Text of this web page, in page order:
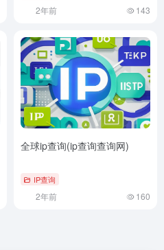
2年前 143
全球ip查询(ip查询查询网)
IP查询
2年前 160